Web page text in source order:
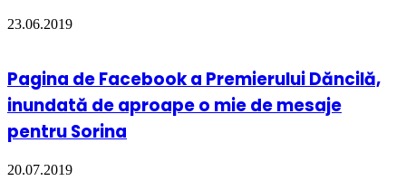
23.06.2019
Pagina de Facebook a Premierului Dăncilă,
inundată de aproape o mie de mesaje
pentru Sorina
20.07.2019